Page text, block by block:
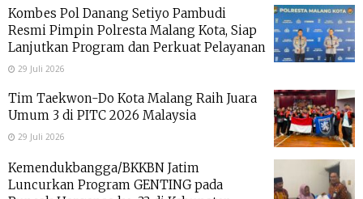
Kombes Pol Danang Setiyo Pambudi
Resmi Pimpin Polresta Malang Kota, Siap
Lanjutkan Program dan Perkuat Pelayanan
29 Juli 2026
Tim Taekwon-Do Kota Malang Raih Juara
Umum 3 di PITC 2026 Malaysia
29 Juli 2026
Kemendukbangga/BKKBN Jatim
Luncurkan Program GENTING pada